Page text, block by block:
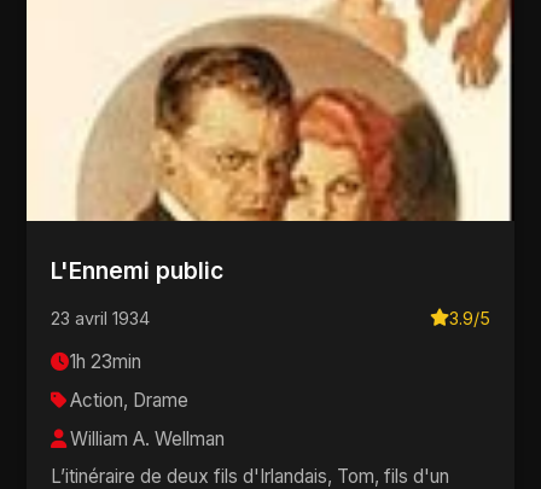
L'Ennemi public
23 avril 1934 3.9/5
1h 23min
Action, Drame
William A. Wellman
L’itinéraire de deux fils d'Irlandais, Tom, fils d'un